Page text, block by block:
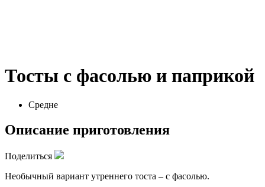
Тосты с фасолью и паприкой
Средне
Описание приготовления
Поделиться
Необычный вариант утреннего тоста – с фасолью.